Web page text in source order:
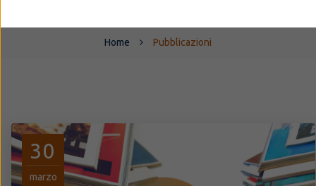
Home Pubblicazioni
30
marzo